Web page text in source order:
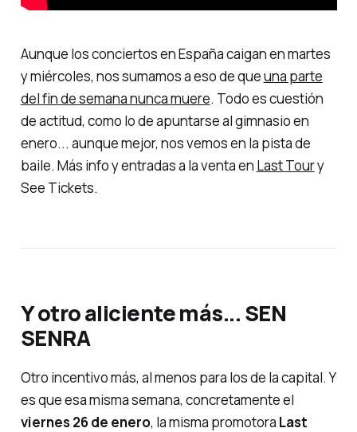
Aunque los conciertos en España caigan en martes
y miércoles, nos sumamos a eso de queuna parte
del fin de semana nunca muere. Todo es cuestión
de actitud, como lo de apuntarse al gimnasio en
enero... aunque mejor, nos vemos en la pista de
baile. Más info y entradas a la venta en Last Toury
See Tickets.
Y otro aliciente más... SEN
SENRA
Otro incentivo más, al menos para los de la capital. Y
es que esa misma semana, concretamente el
viernes 26 de enero, la misma promotora Last